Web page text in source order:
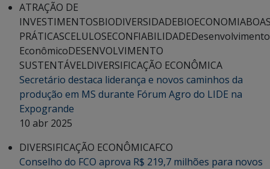
ATRAÇÃO DE
INVESTIMENTOSBIODIVERSIDADEBIOECONOMIA
PRÁTICASCELULOSECONFIABILIDADEDesenvolvimento
EconômicoDESENVOLVIMENTO
SUSTENTÁVELDIVERSIFICAÇÃO ECONÔMICA
Secretário destaca liderança e novos caminhos da
produção em MS durante Fórum Agro do LIDE na
Expogrande
10 abr 2025
DIVERSIFICAÇÃO ECONÔMICAFCO
Conselho do FCO aprova R$ 219,7 milhões para novos